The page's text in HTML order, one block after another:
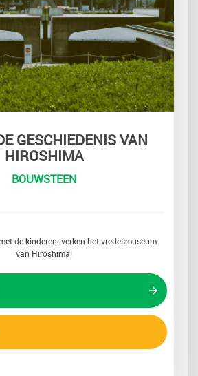
GESCHIEDENIS VAN
HIROSHIMA
BOUWSTEEN
de kinderen: verken het vredesmuseum
van Hiroshima!